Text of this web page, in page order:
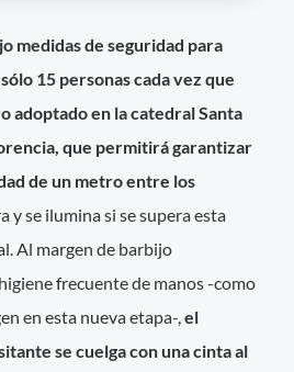
medidas de seguridad para
15 personas cada vez que
adoptado en la catedral Santa
que permitirá garantizar
de un metro entre los
y se ilumina si se supera esta
Al margen de barbijo
frecuente de manos -como
en esta nueva etapa-,el
se cuelga con una cinta al